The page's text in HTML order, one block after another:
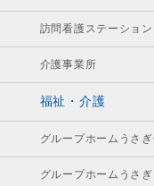
訪問看護ステーション
介護事業所
福祉・介護
グループホームうさ
グループホームうさぎ